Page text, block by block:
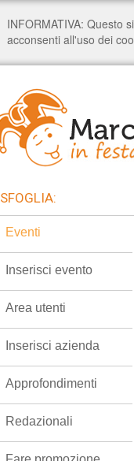
SFOGLIA:
Eventi
Inserisci evento
Area utenti
Inserisci azienda
Approfondimenti
Redazionali